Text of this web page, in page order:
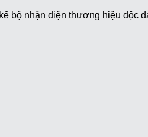
bộ nhận diện thương hiệu độc